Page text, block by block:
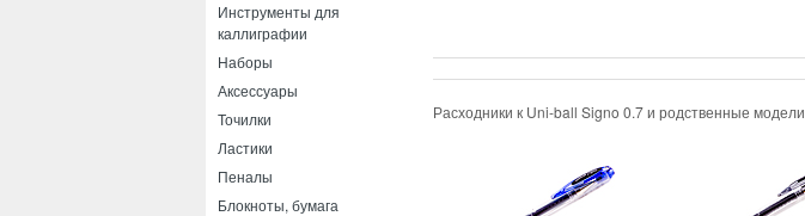
Инструменты для
каллиграфии
Наборы
Аксессуары
Точилки
Ластики
Пеналы
Блокноты, бумага
Расходники к Uni-ball Signo 0.7 и родственные модели